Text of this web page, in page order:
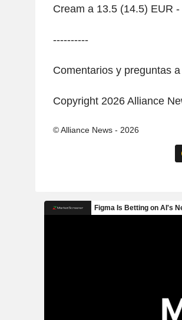
Cream a 13.5 (14.5) EUR -
----------
Comentarios y preguntas
Copyright 2026 Alliance
© Alliance News - 2026